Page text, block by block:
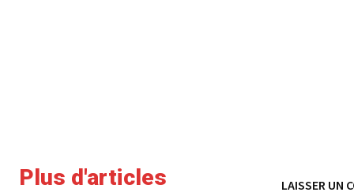
Plus d'articles LAISSER UN